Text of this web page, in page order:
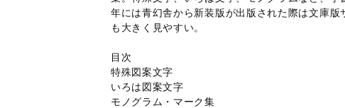
年には青幻舎から新装版が出版された際は文庫
も大きく見やすい。
目次
特殊図案文字
いろは図案文字
モノグラム・マーク集